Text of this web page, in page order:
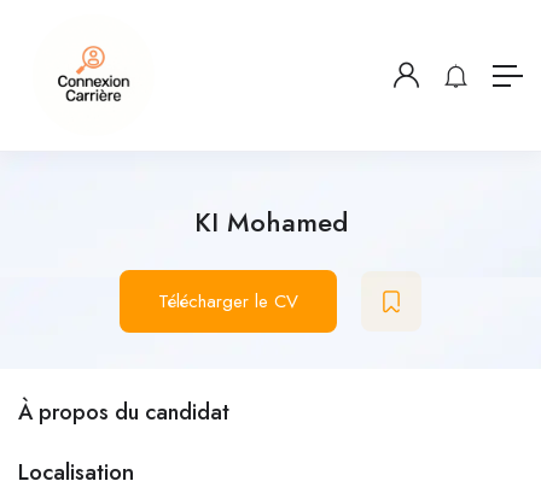
KI Mohamed
Télécharger le CV
À propos du candidat
Localisation